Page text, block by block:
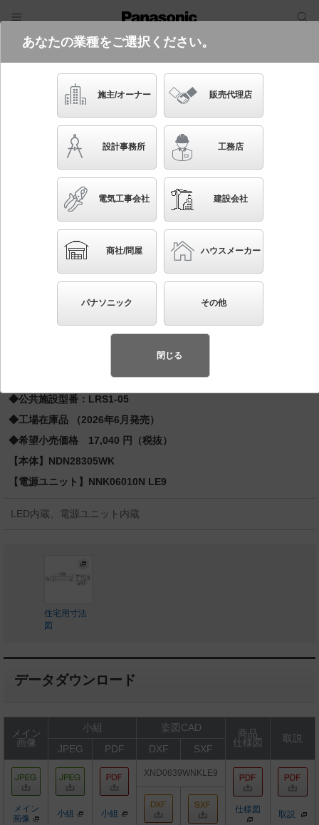
電気・建築設備（ビジネス）
フリーワード
品番・キーワード
かんたん照度計算
XND0639WNK LE9
起動方式違いの商品を見る
天井埋込型 LED（昼白色） ダウンライト 浅型
10H・ビーム角80度・拡散タイプ・光源遮光角15度 埋
込穴φ100 白熱電球60形1灯器具相当 LED 60形
（長寿命・省電力のLEDを主照明にした、高品
質、快適性、先進性を備えた商品群です。）※LEDを中心とする次世
◆公共施設型番：LRS1-05
◆工場在庫品 （2026年6月発売）
◆希望小売価格 17,040 円（税抜）
【本体】NDN28305WK
【電源ユニット】NNK06010N LE9
LED内蔵、電源ユニット内蔵
住宅用寸法
図
データダウンロード
メイン
画像
小組 姿図CAD
商品
仕様図
取説
JPEG
PDF DXF SXF
メイン
画像
小組 小組
XND0639WNKLE9
仕様図 取説
あなたの業種をご選択ください。
施主/オーナー 販売代理店
設計事務所 工務店
電気工事会社 建設会社
商社/問屋 ハウスメーカー
パナソニック その他
閉じる